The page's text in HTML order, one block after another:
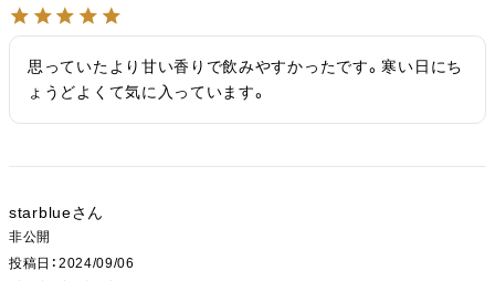
思っていたより甘い香りで飲みやすかったです。寒い日にち
ょうどよくて気に入っています。
starblue
非公開
投稿日
2024/09/06